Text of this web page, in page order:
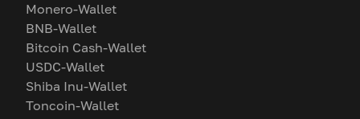
Monero-Wallet
BNB-Wallet
Bitcoin Cash-Wallet
USDC-Wallet
Shiba Inu-Wallet
Toncoin-Wallet